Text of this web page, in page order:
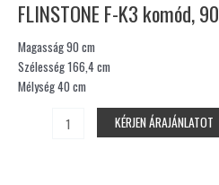
FLINSTONE F-K3 komód,
Magasság 90 cm
Szélesség 166,4 cm
Mélység 40 cm
KÉRJEN ÁRAJÁNLATOT